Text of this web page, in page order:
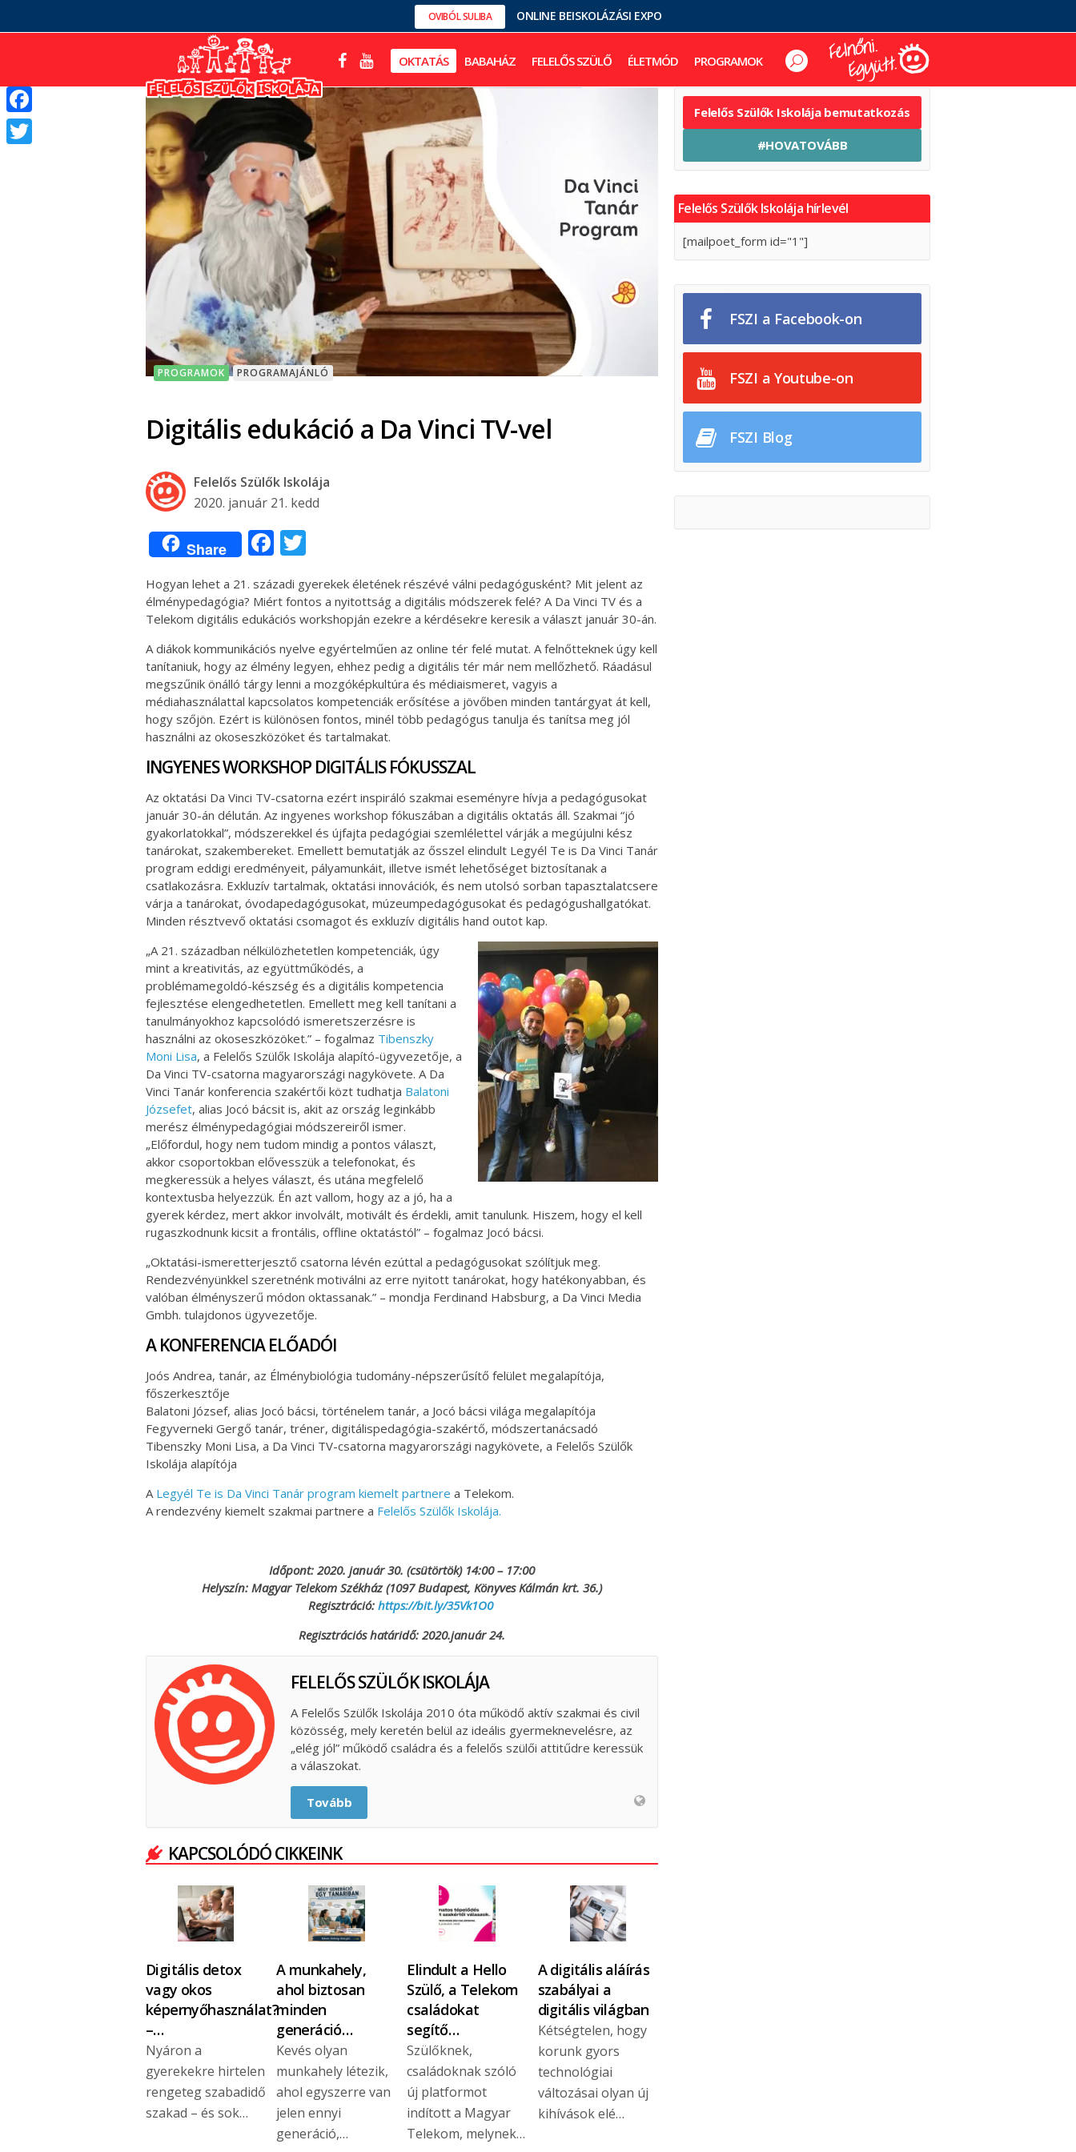
OVIBÓL SULIBA ONLINE BEISKOLÁZÁSI EXPO
OKTATÁS BABAHÁZ FELELŐS SZÜLŐ ÉLETMÓD PROGRAMOK
PROGRAMOK PROGRAMAJÁNLÓ
Digitális edukáció a Da Vinci TV-vel
Felelős Szülők Iskolája
2020. január 21. kedd
Share Facebook
Hogyan lehet a 21. századi gyerekek életének részévé válni pedagógusként? Mit jelent az
élménypedagógia? Miért fontos a nyitottság a digitális módszerek felé? A Da Vinci TV és a
Telekom digitális edukációs workshopján ezekre a kérdésekre keresik a választ január 30-án.
A diákok kommunikációs nyelve egyértelműen az online tér felé mutat. A felnőtteknek úgy kell
tanítaniuk, hogy az élmény legyen, ehhez pedig a digitális tér már nem mellőzhető. Ráadásul
megszűnik önálló tárgy lenni a mozgóképkultúra és médiaismeret, vagyis a
médiahasználattal kapcsolatos kompetenciák erősítése a jövőben minden tantárgyat át kell,
hogy szőjön. Ezért is különösen fontos, minél több pedagógus tanulja és tanítsa meg jól
használni az okoseszközöket és tartalmakat.
INGYENES WORKSHOP DIGITÁLIS FÓKUSSZAL
Az oktatási Da Vinci TV-csatorna ezért inspiráló szakmai eseményre hívja a pedagógusokat
január 30-án délután. Az ingyenes workshop fókuszában a digitális oktatás áll. Szakmai “jó
gyakorlatokkal”, módszerekkel és újfajta pedagógiai szemlélettel várják a megújulni kész
tanárokat, szakembereket. Emellett bemutatják az ősszel elindult Legyél Te is Da Vinci Tanár
program eddigi eredményeit, pályamunkáit, illetve ismét lehetőséget biztosítanak a
csatlakozásra. Exkluzív tartalmak, oktatási innovációk, és nem utolsó sorban tapasztalatcsere
várja a tanárokat, óvodapedagógusokat, múzeumpedagógusokat és pedagógushallgatókat.
Minden résztvevő oktatási csomagot és exkluzív digitális hand outot kap.
„A 21. században nélkülözhetetlen kompetenciák, úgy
mint a kreativitás, az együttműködés, a
problémamegoldó-készség és a digitális kompetencia
fejlesztése elengedhetetlen. Emellett meg kell tanítani a
tanulmányokhoz kapcsolódó ismeretszerzésre is
használni az okoseszközöket.” – fogalmaz Tibenszky
Moni Lisa, a Felelős Szülők Iskolája alapító-ügyvezetője, a
Da Vinci TV-csatorna magyarországi nagykövete. A Da
Vinci Tanár konferencia szakértői közt tudhatja Balatoni
Józsefet, alias Jocó bácsit is, akit az ország leginkább
merész élménypedagógiai módszereiről ismer.
„Előfordul, hogy nem tudom mindig a pontos választ,
akkor csoportokban elővesszük a telefonokat, és
megkeressük a helyes választ, és utána megfelelő
kontextusba helyezzük. Én azt vallom, hogy az a jó, ha a
gyerek kérdez, mert akkor involvált, motivált és érdekli, amit tanulunk. Hiszem, hogy el kell
rugaszkodnunk kicsit a frontális, offline oktatástól” – fogalmaz Jocó bácsi.
„Oktatási-ismeretterjesztő csatorna lévén ezúttal a pedagógusokat szólítjuk meg.
Rendezvényünkkel szeretnénk motiválni az erre nyitott tanárokat, hogy hatékonyabban, és
valóban élményszerű módon oktassanak.” – mondja Ferdinand Habsburg, a Da Vinci Media
Gmbh. tulajdonos ügyvezetője.
A KONFERENCIA ELŐADÓI
Joós Andrea, tanár, az Élménybiológia tudomány-népszerűsítő felület megalapítója,
főszerkesztője
Balatoni József, alias Jocó bácsi, történelem tanár, a Jocó bácsi világa megalapítója
Fegyverneki Gergő tanár, tréner, digitálispedagógia-szakértő, módszertanácsadó
Tibenszky Moni Lisa, a Da Vinci TV-csatorna magyarországi nagykövete, a Felelős Szülők
Iskolája alapítója
A Legyél Te is Da Vinci Tanár program kiemelt partnere a Telekom.
A rendezvény kiemelt szakmai partnere a Felelős Szülők Iskolája.
Időpont: 2020. január 30. (csütörtök) 14:00 – 17:00
Helyszín: Magyar Telekom Székház (1097 Budapest, Könyves Kálmán krt. 36.)
Regisztráció: https://bit.ly/35Vk1O0
Regisztrációs határidő: 2020.január 24.
FELELŐS SZÜLŐK ISKOLÁJA
A Felelős Szülők Iskolája 2010 óta működő aktív szakmai és civil
közösség, mely keretén belül az ideális gyermeknevelésre, az
„elég jól” működő családra és a felelős szülői attitűdre keressük
a válaszokat.
Tovább
KAPCSOLÓDÓ CIKKEINK
Digitális detox
vagy okos
képernyőhasználat?
–…
Nyáron a
gyerekekre hirtelen
rengeteg szabadidő
szakad – és sok…
A munkahely,
ahol biztosan
minden
generáció…
Kevés olyan
munkahely létezik,
ahol egyszerre van
jelen ennyi
generáció,…
Elindult a Hello
Szülő, a Telekom
családokat
segítő…
Szülőknek,
családoknak szóló
új platformot
indított a Magyar
Telekom, melynek…
A digitális aláírás
szabályai a
digitális világban
Kétségtelen, hogy
korunk gyors
technológiai
változásai olyan új
kihívások elé…
Felelős Szülők Iskolája bemutatkozás
#HOVATOVÁBB
Felelős Szülők Iskolája hírlevél
[mailpoet_form id="1"]
FSZI a Facebook-on
FSZI a Youtube-on
FSZI Blog
Facebook